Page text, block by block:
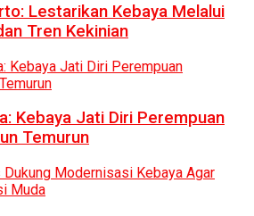
Lestarikan Kebaya Melalui
Tren Kekinian
Kebaya Jati Diri Perempuan
Temurun